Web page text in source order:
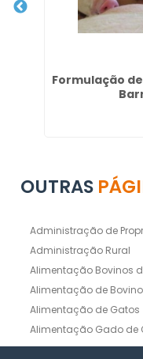
Formulação
OUTRAS
Administração de
Administração Rural
Alimentação Bovinos
Alimentação de
Alimentação de Gatos
Alimentação Gado de
Alimentação Gado de